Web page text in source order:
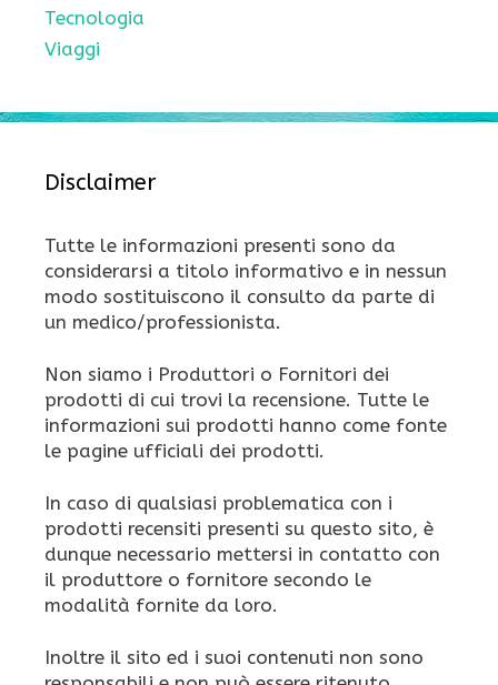
Tecnologia
Viaggi
Disclaimer
Tutte le informazioni presenti sono da
considerarsi a titolo informativo e in nessun
modo sostituiscono il consulto da parte di
un medico/professionista.
Non siamo i Produttori o Fornitori dei
prodotti di cui trovi la recensione. Tutte le
informazioni sui prodotti hanno come fonte
le pagine ufficiali dei prodotti.
In caso di qualsiasi problematica con i
prodotti recensiti presenti su questo sito, è
dunque necessario mettersi in contatto con
il produttore o fornitore secondo le
modalità fornite da loro.
Inoltre il sito ed i suoi contenuti non sono